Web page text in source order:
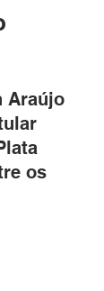
Araújo
os